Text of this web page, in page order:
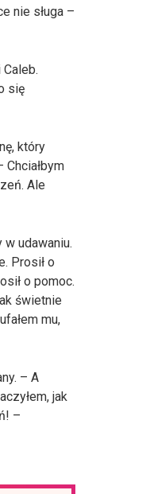
nie sługa –
się
który
Chciałbym
Ale
udawaniu.
Prosił o
o pomoc.
świetnie
mu,
– A
jak
–